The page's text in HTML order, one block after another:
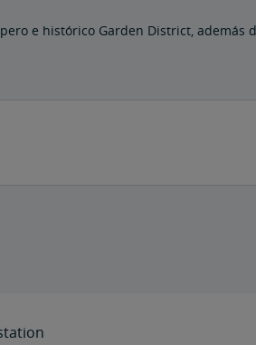
e histórico Garden District,